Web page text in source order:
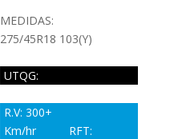
MEDIDAS:
275/45R18 103(Y)
UTQG:
R.V: 300+
Km/hr
RFT: